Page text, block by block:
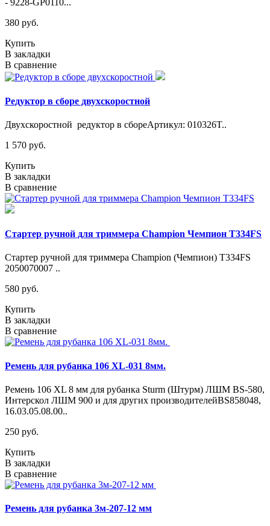
- 9228-GP0110...
380 руб.
Купить
В закладки
В сравнение
Редуктор в сборе двухскоростной
Двухскоростной редуктор в сбореАртикул: 010326T..
1 570 руб.
Купить
В закладки
В сравнение
Стартер ручной для триммера Champion Чемпион T334FS
Стартер ручной для триммера Champion (Чемпион) T334FS
2050070007 ..
580 руб.
Купить
В закладки
В сравнение
Ремень для рубанка 106 XL-031 8мм.
Ремень 106 XL 8 мм для рубанка Sturm (Штурм) ЛШМ BS-580,
Интерскол ЛШМ 900 и для других производителейBS858048,
16.03.05.08.00..
250 руб.
Купить
В закладки
В сравнение
Ремень для рубанка 3м-207-12 мм